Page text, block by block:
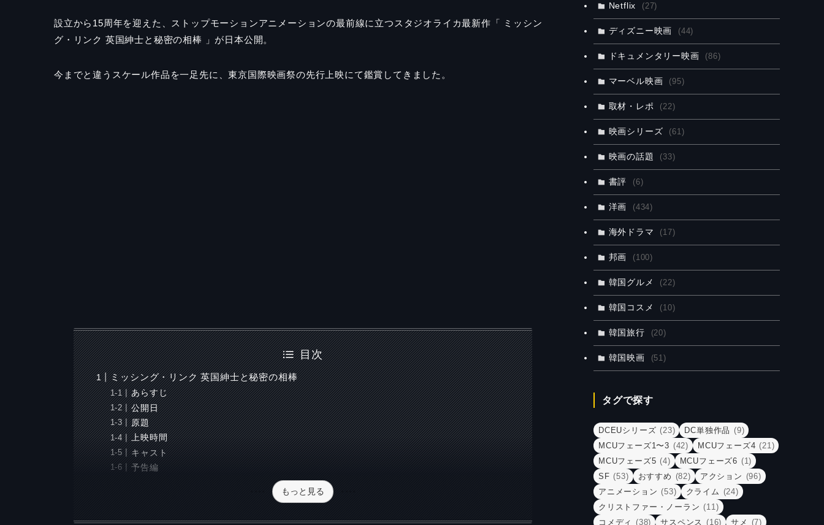
設立から 15周年を迎えた、ストップモーションアニメーションの最前線に立つスタジオライカ最新作「 ミッシン
グ・リンク 英国紳士と秘密の相棒 」が日本公開。
今までと違うスケール作品を一足先に、東京国際映画祭の先行上映にて鑑賞してきました。
目次
ミッシング・リンク 英国紳士と秘密の相棒
あらすじ
公開日
原題
上映時間
キャスト
予告編
もっと見る
Netflix (27)
ディズニー映画 (44)
ドキュメンタリー映画 (86)
マーベル映画 (95)
取材・レポ (22)
映画シリーズ (61)
映画の話題 (33)
書評 (6)
洋画 (434)
海外ドラマ (17)
邦画 (100)
韓国グルメ (22)
韓国コスメ (10)
韓国旅行 (20)
韓国映画 (51)
タグで探す
DCEUシリーズ (23) DC単独作品 (9)
MCUフェーズ1〜3 (42) MCUフェーズ4 (21)
MCUフェーズ5 (4) MCUフェーズ6 (1)
SF (53) おすすめ (82) アクション (96)
アニメーション (53) クライム (24)
クリストファー・ノーラン (11)
コメディ (38) サスペンス (16) サメ (7)